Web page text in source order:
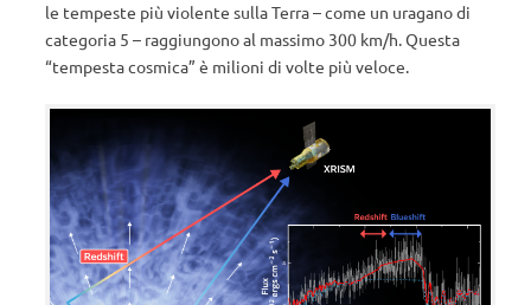
le tempeste più violente sulla Terra – come un uragano di
categoria 5 – raggiungono al massimo 300 km/h. Questa
“tempesta cosmica” è milioni di volte più veloce.